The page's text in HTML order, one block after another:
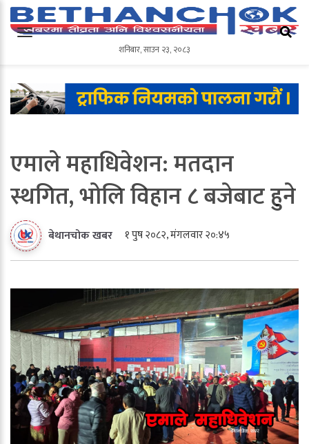
शनिबार,साउन २३,२०८३
शनिबार,साउन २३, २०८३
एमाले महाधिवेशन: मतदान
स्थगित, भोलि विहान ८ बजेबाट हुने
बेथानचोक खबर १ पुष २०८२, मंगलवार २०:४५